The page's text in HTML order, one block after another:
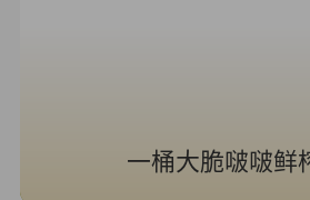
一桶大脆啵啵鲜